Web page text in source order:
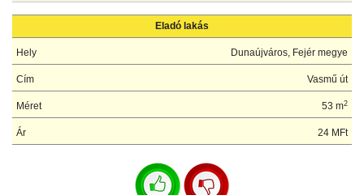
Eladó lakás
Hely Dunaújváros, Fejér megye
Cím Vasmű út
Méret 53 m2
Ár 24 MFt